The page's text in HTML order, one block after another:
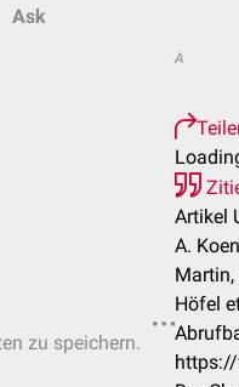
Ask
zu speichern.
A
Artikel
A.
Martin,
Höfel